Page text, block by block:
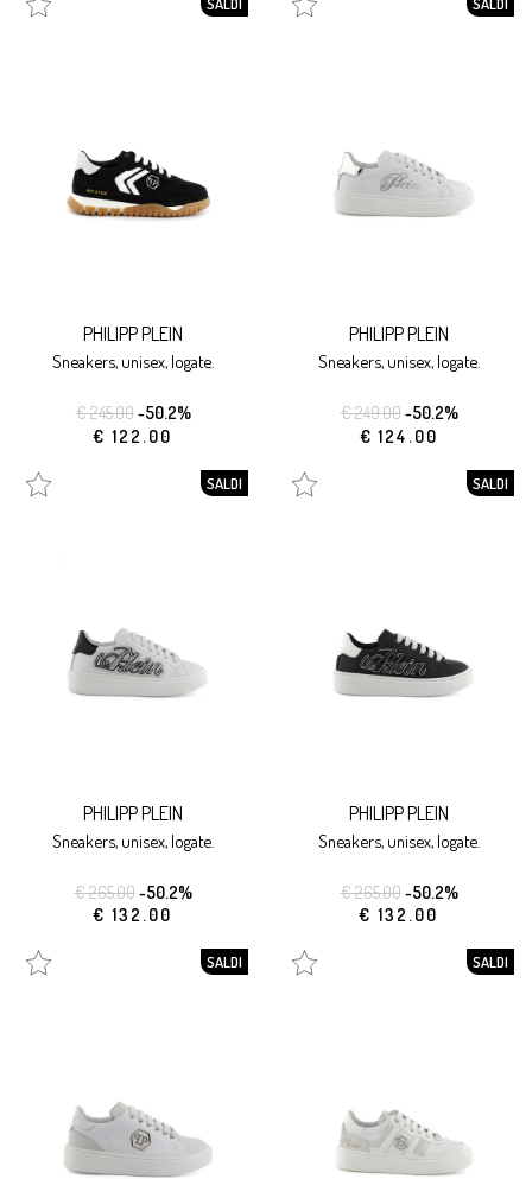
PHILIPP PLEIN
sneakers, unisex, logate.
€ 245.00-50.2%
€ 122.00
PHILIPP PLEIN
sneakers, unisex, logate.
€ 249.00-50.2%
€ 124.00
SALDI
PHILIPP PLEIN
sneakers, unisex, logate.
€ 265.00-50.2%
€ 132.00
SALDI
PHILIPP PLEIN
sneakers, unisex, logate.
€ 265.00-50.2%
€ 132.00
SALDI SALDI